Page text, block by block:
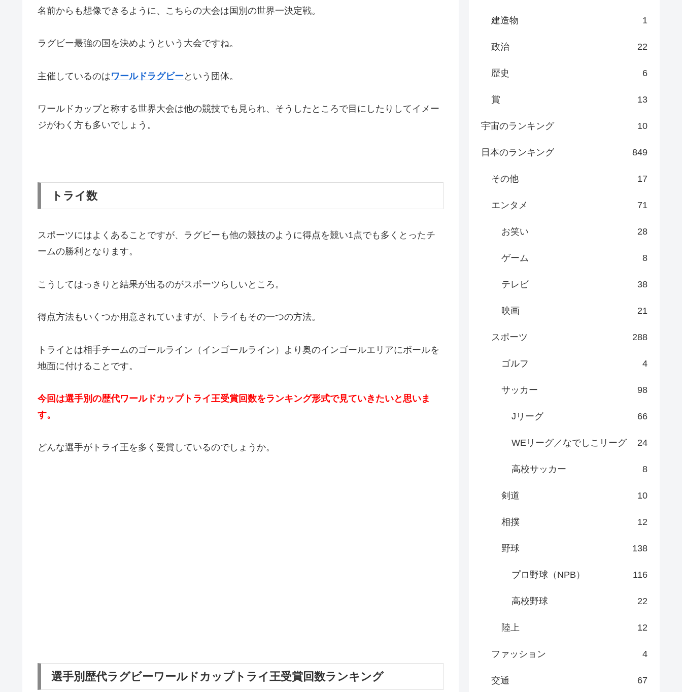
名前からも想像できるように、こちらの大会は国別の世界一決定戦。
ラグビー最強の国を決めようという大会ですね。
主催しているのはワールドラグビーという団体。
ワールドカップと称する世界大会は他の競技でも見られ、そうしたところで目にしたりしてイメー
ジがわく方も多いでしょう。
トライ数
スポーツにはよくあることですが、ラグビーも他の競技のように得点を競い1点でも多くとったチ
ームの勝利となります。
こうしてはっきりと結果が出るのがスポーツらしいところ。
得点方法もいくつか用意されていますが、トライもその一つの方法。
トライとは相手チームのゴールライン（インゴールライン）より奥のインゴールエリアにボールを
地面に付けることです。
今回は選手別の歴代ワールドカップトライ王受賞回数をランキング形式で見ていきたいと思いま
す。
どんな選手がトライ王を多く受賞しているのでしょうか。
選手別歴代ラグビーワールドカップトライ王受賞回数ランキング
建造物 1
政治 22
歴史 6
賞 13
宇宙のランキング 10
日本のランキング 849
その他 17
エンタメ 71
お笑い 28
ゲーム 8
テレビ 38
映画 21
スポーツ 288
ゴルフ 4
サッカー 98
Jリーグ 66
WEリーグ／なでしこリーグ 24
高校サッカー 8
剣道 10
相撲 12
野球 138
プロ野球（NPB） 116
高校野球 22
陸上 12
ファッション 4
交通 67